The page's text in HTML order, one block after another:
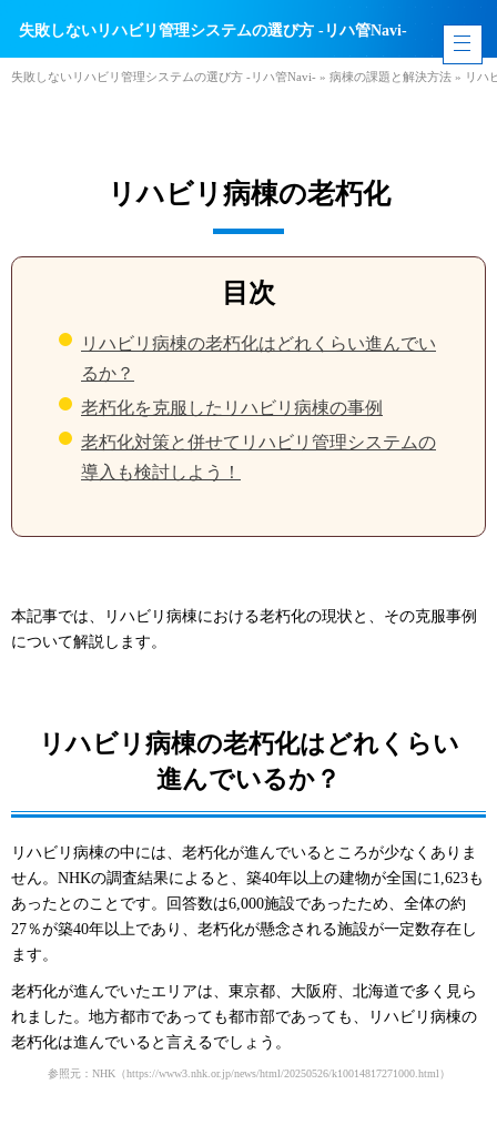
失敗しないリハビリ管理システムの選び方 -リハ管Navi-
失敗しないリハビリ管理システムの選び方 -リハ管Navi- » 病棟の課題と解決方法 » リハ
リハビリ病棟の老朽化
目次
リハビリ病棟の老朽化はどれくらい進んでい
るか？
老朽化を克服したリハビリ病棟の事例
老朽化対策と併せてリハビリ管理システムの
導入も検討しよう！
本記事では、リハビリ病棟における老朽化の現状と、その克服事例
について解説します。
リハビリ病棟の老朽化はどれくらい
進んでいるか？
リハビリ病棟の中には、老朽化が進んでいるところが少なくありま
せん。NHKの調査結果によると、築40年以上の建物が全国に1,623も
あったとのことです。回答数は6,000施設であったため、全体の約
27％が築40年以上であり、老朽化が懸念される施設が一定数存在し
ます。
老朽化が進んでいたエリアは、東京都、大阪府、北海道で多く見ら
れました。地方都市であっても都市部であっても、リハビリ病棟の
老朽化は進んでいると言えるでしょう。
参照元：NHK（https://www3.nhk.or.jp/news/html/20250526/k10014817271000.html）